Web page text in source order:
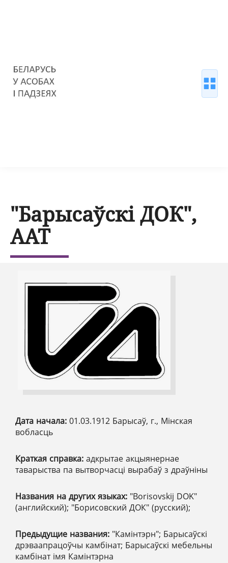
"Барысаўскі ДОК",
ААТ
Дата начала: 01.03.1912 Барысаў, г., Мінская
вобласць
Краткая справка: адкрытае акцыянернае
таварыства па вытворчасці вырабаў з драўніны
Названия на других языках: "Borisovskij DOK"
(английский); "Борисовский ДОК" (русский);
Предыдущие названия: "Камінтэрн"; Барысаўскі
дрэваапрацоўчы камбінат; Барысаўскі мебельны
камбінат імя Камінтэрна